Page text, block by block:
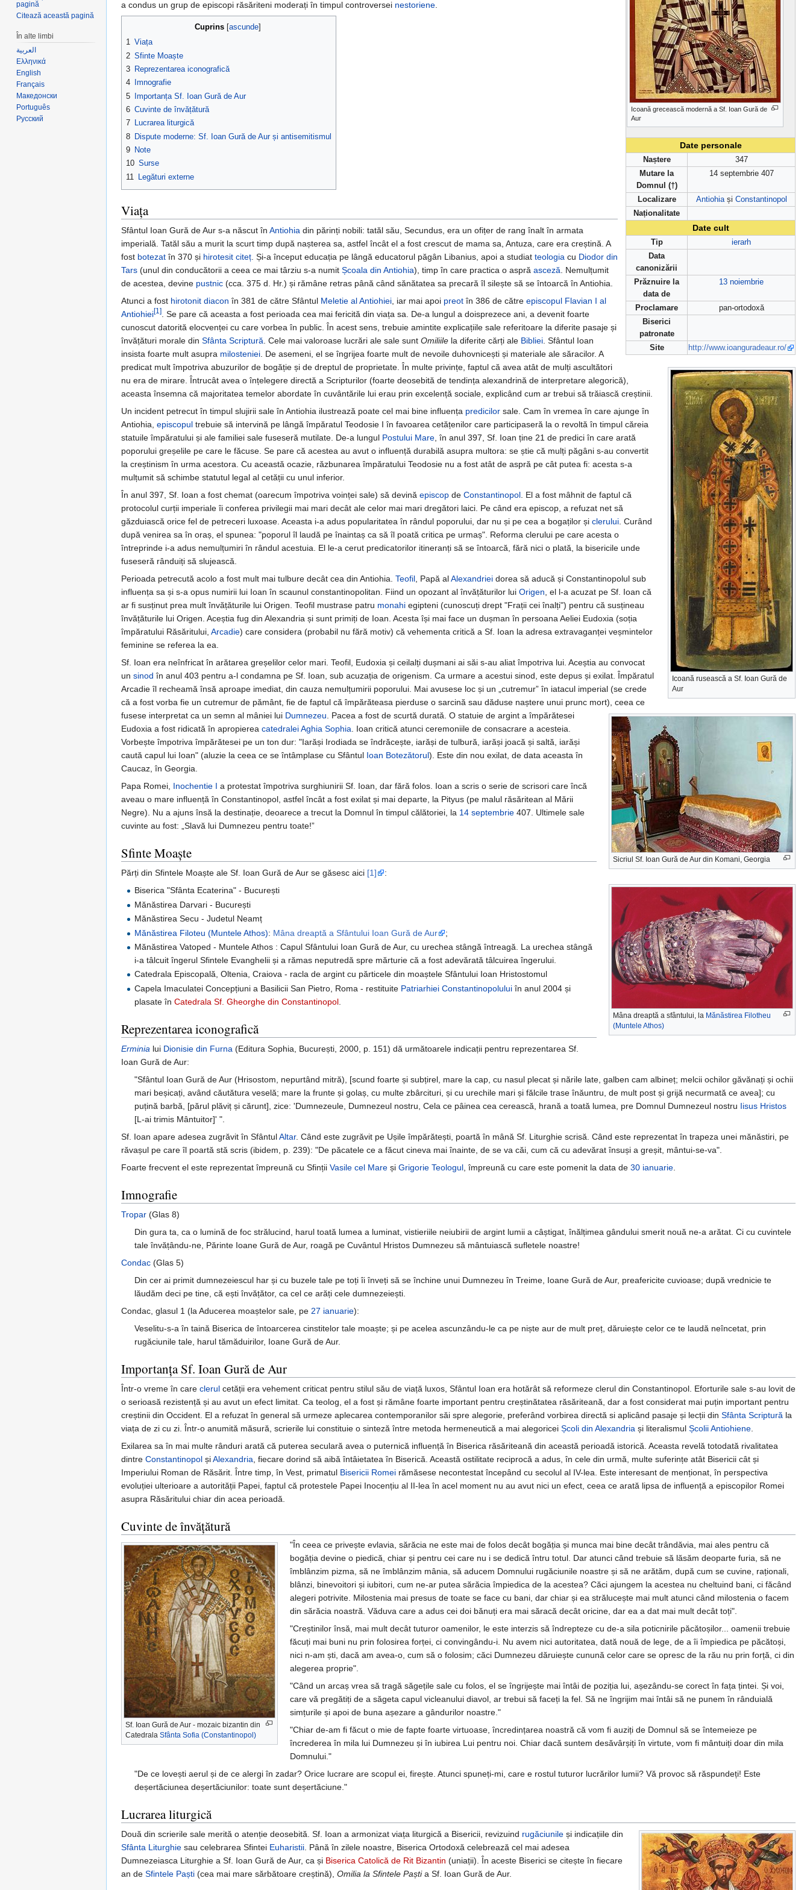
Icoană grecească modernă a Sf. Ioan Gură de
Aur
Date personale
Naștere
347
Mutare la
Domnul (†)
14 septembrie 407
Localizare Antiohiași Constantinopol
Naționalitate
Date cult
Tip
ierarh
Data
canonizării
Prăznuire la
data de
13 noiembrie
Proclamare
pan-ortodoxă
Biserici
patronate
Site
http://www.ioanguradeaur.ro/
Icoană rusească a Sf. Ioan Gură de
Aur
a condus un grup de episcopi răsăriteni moderați în timpul controversei nestoriene.
Cuprins[ ascunde]
1 Viața
2 Sfinte Moaște
3 Reprezentarea iconografică
4
Imnografie
5
Importanța Sf. Ioan Gură de Aur
6 Cuvinte de învățătură
7 Lucrarea liturgică
8 Dispute moderne: Sf. Ioan Gură de Aur și antisemitismul
9 Note
10 Surse
11
Legături externe
Viața
Sfântul Ioan Gură de Aur s-a născut în Antiohia din părinți nobili: tatăl său, Secundus, era un ofițer de rang înalt în armata
imperială. Tatăl său a murit la scurt timp după nașterea sa, astfel încât el a fost crescut de mama sa, Antuza, care era creștină. A
fost botezat în 370 și hirotesit citeț. Și-a început educația pe lângă educatorul păgân Libanius, apoi a studiat teologia cu Diodor din
Tars (unul din conducătorii a ceea ce mai târziu s-a numit Școala din Antiohia), timp în care practica o aspră asceză. Nemulțumit
de acestea, devine pustnic (cca. 375 d. Hr.) și rămâne retras până când sănătatea sa precară îl silește să se întoarcă în Antiohia.
Atunci a fost hirotonit diacon în 381 de către Sfântul Meletie al Antiohiei, iar mai apoi preot în 386 de către episcopul Flavian I al
Antiohiei[1]. Se pare că aceasta a fost perioada cea mai fericită din viața sa. De-a lungul a doisprezece ani, a devenit foarte
cunoscut datorită elocvenței cu care vorbea în public. În acest sens, trebuie amintite explicațiile sale referitoare la diferite pasaje și
învățături morale din Sfânta Scriptură. Cele mai valoroase lucrări ale sale sunt Omiliile la diferite cărți ale Bibliei. Sfântul Ioan
insista foarte mult asupra milosteniei. De asemeni, el se îngrijea foarte mult de nevoile duhovnicești și materiale ale săracilor. A
predicat mult împotriva abuzurilor de bogăție și de dreptul de proprietate. În multe privințe, faptul că avea atât de mulți ascultători
nu era de mirare. Întrucât avea o înțelegere directă a Scripturilor (foarte deosebită de tendința alexandrină de interpretare alegorică),
aceasta însemna că majoritatea temelor abordate în cuvântările lui erau prin excelență sociale, explicând cum ar trebui să trăiască creștinii.
Un incident petrecut în timpul slujirii sale în Antiohia ilustrează poate cel mai bine influența predicilor sale. Cam în vremea în care ajunge în
Antiohia, episcopul trebuie să intervină pe lângă împăratul Teodosie I în favoarea cetățenilor care participaseră la o revoltă în timpul căreia
statuile împăratului și ale familiei sale fuseseră mutilate. De-a lungul Postului Mare, în anul 397, Sf. Ioan ține 21 de predici în care arată
poporului greșelile pe care le făcuse. Se pare că acestea au avut o influență durabilă asupra multora: se știe că mulți păgâni s-au convertit
la creștinism în urma acestora. Cu această ocazie, răzbunarea împăratului Teodosie nu a fost atât de aspră pe cât putea fi: acesta s-a
mulțumit să schimbe statutul legal al cetății cu unul inferior.
În anul 397, Sf. Ioan a fost chemat (oarecum împotriva voinței sale) să devină episcop de Constantinopol. El a fost mâhnit de faptul că
protocolul curții imperiale îi conferea privilegii mai mari decât ale celor mai mari dregători laici. Pe când era episcop, a refuzat net să
găzduiască orice fel de petreceri luxoase. Aceasta i-a adus popularitatea în rândul poporului, dar nu și pe cea a bogaților și clerului. Curând
după venirea sa în oraș, el spunea: "poporul îl laudă pe înaintaș ca să îl poată critica pe urmaș". Reforma clerului pe care acesta o
întreprinde i-a adus nemulțumiri în rândul acestuia. El le-a cerut predicatorilor itineranți să se întoarcă, fără nici o plată, la bisericile unde
fuseseră rânduiți să slujească.
Perioada petrecută acolo a fost mult mai tulbure decât cea din Antiohia. Teofil, Papă alAlexandriei dorea să aducă și Constantinopolul sub
influența sa și s-a opus numirii lui Ioan în scaunul constantinopolitan. Fiind un opozant al învățăturilor lui Origen, el l-a acuzat pe Sf. Ioan că
ar fi susținut prea mult învățăturile lui Origen. Teofil mustrase patru monahi egipteni (cunoscuți drept "Frații cei înalți") pentru că susțineau
învățăturile lui Origen. Aceștia fug din Alexandria și sunt primiți de Ioan. Acesta își mai face un dușman în persoana Aeliei Eudoxia (soția
împăratului Răsăritului, Arcadie) care considera (probabil nu fără motiv) că vehementa critică a Sf. Ioan la adresa extravaganței veșmintelor
feminine se referea la ea.
Sicriul Sf. Ioan Gură de Aur din Komani, Georgia
Sf. Ioan era neînfricat în arătarea greșelilor celor mari. Teofil, Eudoxia și ceilalți dușmani ai săi s-au aliat împotriva lui. Aceștia au convocat
un sinod în anul 403 pentru a-l condamna pe Sf. Ioan, sub acuzația de origenism. Ca urmare a acestui sinod, este depus și exilat. Împăratul
Arcadie îl recheamă însă aproape imediat, din cauza nemulțumirii poporului. Mai avusese loc și un „cutremur” în iatacul imperial (se crede
că a fost vorba fie un cutremur de pământ, fie de faptul că împărăteasa pierduse o sarcină sau dăduse naștere unui prunc mort), ceea ce
fusese interpretat ca un semn al mâniei lui Dumnezeu. Pacea a fost de scurtă durată. O statuie de argint a împărătesei
Eudoxia a fost ridicată în apropierea catedraleiAghia Sophia. Ioan critică atunci ceremoniile de consacrare a acesteia.
Vorbește împotriva împărătesei pe un ton dur: "Iarăși Irodiada se îndrăcește, iarăși de tulbură, iarăși joacă și saltă, iarăși
caută capul lui Ioan" (aluzie la ceea ce se întâmplase cu Sfântul Ioan Botezătorul). Este din nou exilat, de data aceasta în
Caucaz, în Georgia.
Papa Romei, Inochentie I a protestat împotriva surghiunirii Sf. Ioan, dar fără folos. Ioan a scris o serie de scrisori care încă
aveau o mare influență în Constantinopol, astfel încât a fost exilat și mai departe, la Pityus (pe malul răsăritean al Mării
Negre). Nu a ajuns însă la destinație, deoarece a trecut la Domnul în timpul călătoriei, la 14 septembrie 407. Ultimele sale
cuvinte au fost: „Slavă lui Dumnezeu pentru toate!”
Sfinte Moaște
Mâna dreaptă a sfântului, la Mănăstirea Filotheu
(Muntele Athos)
Părți din Sfintele Moaște ale Sf. Ioan Gură de Aur se găsesc aici [1]
:
Biserica "Sfânta Ecaterina" - București
Mănăstirea Darvari - București
Mănăstirea Secu - Judetul Neamț
Mănăstirea Filoteu (Muntele Athos): Mâna dreaptă a Sfântului Ioan Gură de Aur
;
Mănăstirea Vatoped - Muntele Athos : Capul Sfântului Ioan Gură de Aur, cu urechea stângă întreagă. La urechea stângă
i-a tâlcuit îngerul Sfintele Evanghelii și a rămas neputredă spre mărturie că a fost adevărată tâlcuirea îngerului.
Catedrala Episcopală, Oltenia, Craiova - racla de argint cu părticele din moaștele Sfântului Ioan Hristostomul
Capela Imaculatei Concepțiuni a Basilicii San Pietro, Roma - restituite Patriarhiei Constantinopolului în anul 2004 și
plasate înCatedrala Sf. Gheorghe din Constantinopol
Reprezentarea iconografică
Erminia lui Dionisie din Furna (Editura Sophia, București, 2000, p. 151) dă următoarele indicații pentru reprezentarea Sf.
Ioan Gură de Aur:
"Sfântul Ioan Gură de Aur (Hrisostom, nepurtând mitră), [scund foarte și subțirel, mare la cap, cu nasul plecat și nările late, galben cam albineț; melcii ochilor găvănați și ochii
mari beșicați, având căutătura veselă; mare la frunte și golaș, cu multe zbârcituri, și cu urechile mari și fălcile trase înăuntru, de mult post și grijă necurmată ce avea]; cu
puțină barbă, [părul plăviț și cărunt], zice: 'Dumnezeule, Dumnezeul nostru, Cela ce pâinea cea cerească, hrană a toată lumea, pre Domnul Dumnezeul nostru Iisus Hristos
[L-ai trimis Mântuitor]' ".
Sf. Ioan apare adesea zugrăvit în SfântulAltar. Când este zugrăvit pe Ușile împărătești, poartă în mână Sf. Liturghie scrisă. Când este reprezentat în trapeza unei mănăstiri, pe
răvașul pe care îl poartă stă scris (ibidem, p. 239): "De păcatele ce a făcut cineva mai înainte, de se va căi, cum că cu adevărat însuși a greșit, mântui-se-va".
Foarte frecvent el este reprezentat împreună cu Sfinții Vasile cel Mare și Grigorie Teologul , împreună cu care este pomenit la data de 30 ianuarie
Imnografie
Tropar (Glas 8)
Din gura ta, ca o lumină de foc strălucind, harul toată lumea a luminat, vistieriile neiubirii de argint lumii a câștigat, înălțimea gândului smerit nouă ne-a arătat. Ci cu cuvintele
tale învățându-ne, Părinte Ioane Gură de Aur, roagă pe Cuvântul Hristos Dumnezeu să mântuiască sufletele noastre!
Condac (Glas 5)
Din cer ai primit dumnezeiescul har și cu buzele tale pe toți îi înveți să se închine unui Dumnezeu în Treime, Ioane Gură de Aur, preafericite cuvioase; după vrednicie te
lăudăm deci pe tine, că ești învățător, ca cel ce arăți cele dumnezeiești.
Condac, glasul 1 (la Aducerea moaștelor sale, pe 27 ianuarie):
Veselitu-s-a în taină Biserica de întoarcerea cinstitelor tale moaște; și pe acelea ascunzându-le ca pe niște aur de mult preț, dăruiește celor ce te laudă neîncetat, prin
rugăciunile tale, harul tămăduirilor, Ioane Gură de Aur.
Importanța Sf. Ioan Gură de Aur
Într-o vreme în care clerul cetății era vehement criticat pentru stilul său de viață luxos, Sfântul Ioan era hotărât să reformeze clerul din Constantinopol. Eforturile sale s-au lovit de
o serioasă rezistență și au avut un efect limitat. Ca teolog, el a fost și rămâne foarte important pentru creștinătatea răsăriteană, dar a fost considerat mai puțin important pentru
creștinii din Occident. El a refuzat în general să urmeze aplecarea contemporanilor săi spre alegorie, preferând vorbirea directă si aplicând pasaje și lecții din Sfânta Scriptură la
viața de zi cu zi. Într-o anumită măsură, scrierile lui constituie o sinteză între metoda hermeneutică a mai alegoricei Școli din Alexandria și literalismul Școlii Antiohiene
Exilarea sa în mai multe rânduri arată că puterea seculară avea o puternică influență în Biserica răsăriteană din această perioadă istorică. Aceasta revelă totodată rivalitatea
dintre Constantinopol șiAlexandria , fiecare dorind să aibă întâietatea în Biserică. Această ostilitate reciprocă a adus, în cele din urmă, multe suferințe atât Bisericii cât și
Imperiului Roman de Răsărit. Între timp, în Vest, primatul Bisericii Romei rămăsese necontestat începând cu secolul al IV-lea. Este interesant de menționat, în perspectiva
evoluției ulterioare a autorității Papei, faptul că protestele Papei Inocențiu al II-lea în acel moment nu au avut nici un efect, ceea ce arată lipsa de influență a episcopilor Romei
asupra Răsăritului chiar din acea perioadă.
Cuvinte de învățătură
Sf. Ioan Gură de Aur - mozaic bizantin din
Catedrala Sfânta Sofia (Constantinopol)
"În ceea ce privește evlavia, sărăcia ne este mai de folos decât bogăția și munca mai bine decât trândăvia, mai ales pentru că
bogăția devine o piedică, chiar și pentru cei care nu i se dedică întru totul. Dar atunci când trebuie să lăsăm deoparte furia, să ne
îmblânzim pizma, să ne îmblânzim mânia, să aducem Domnului rugăciunile noastre și să ne arătăm, după cum se cuvine, raționali,
blânzi, binevoitori și iubitori, cum ne-ar putea sărăcia împiedica de la acestea? Căci ajungem la acestea nu cheltuind bani, ci făcând
alegeri potrivite. Milostenia mai presus de toate se face cu bani, dar chiar și ea strălucește mai mult atunci când milostenia o facem
din sărăcia noastră. Văduva care a adus cei doi bănuți era mai săracă decât oricine, dar ea a dat mai mult decât toți".
"Creștinilor însă, mai mult decât tuturor oamenilor, le este interzis să îndrepteze cu de-a sila poticnirile păcătoșilor... oamenii trebuie
făcuți mai buni nu prin folosirea forței, ci convingându-i. Nu avem nici autoritatea, dată nouă de lege, de a îi împiedica pe păcătoși,
nici n-am ști, dacă am avea-o, cum să o folosim; căci Dumnezeu dăruiește cunună celor care se opresc de la rău nu prin forță, ci din
alegerea proprie".
"Când un arcaș vrea să tragă săgețile sale cu folos, el se îngrijește mai întâi de poziția lui, așezându-se corect în fața țintei. Și voi,
care vă pregătiți de a săgeta capul vicleanului diavol, ar trebui să faceți la fel. Să ne îngrijim mai întâi să ne punem în rânduială
simțurile și apoi de buna așezare a gândurilor noastre."
"Chiar de-am fi făcut o mie de fapte foarte virtuoase, încredințarea noastră că vom fi auziți de Domnul să se întemeieze pe
încrederea în mila lui Dumnezeu și în iubirea Lui pentru noi. Chiar dacă suntem desăvârșiți în virtute, vom fi mântuiți doar din mila
Domnului."
"De ce lovești aerul și de ce alergi în zadar? Orice lucrare are scopul ei, firește. Atunci spuneți-mi, care e rostul tuturor lucrărilor lumii? Vă provoc să răspundeți! Este
deșertăciunea deșertăciunilor: toate sunt deșertăciune."
Lucrarea liturgică
Două din scrierile sale merită o atenție deosebită. Sf. Ioan a armonizat viața liturgică a Bisericii, revizuind rugăciunile și indicațiile din
Sfânta Liturghie sau celebrarea Sfintei Euharistii . Până în zilele noastre, Biserica Ortodoxă celebrează cel mai adesea
Dumnezeiasca Liturghie a Sf. Ioan Gură de Aur, ca și Biserica Catolică de Rit Bizantin (uniații). În aceste Biserici se citește în fiecare
an de Sfintele Paști (cea mai mare sărbătoare creștină), Omilia la Sfintele Paștia Sf. Ioan Gură de Aur.
pagină
Citează această pagină
În alte limbi
العربية
Ελληνικά
English
Français
Македонски
Português
Русский